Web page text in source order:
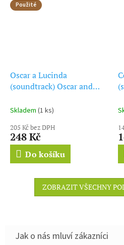
Použité
Oscar a Lucinda
(soundtrack) Oscar and
Skladem (1 ks)
205 Kč bez DPH
248 Kč
Do košíku
ZOBRAZIT VŠECHNY